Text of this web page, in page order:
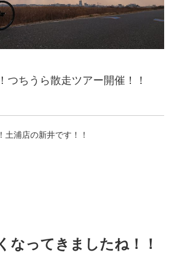
工賃
つちうら散走ツアー開催！！
土浦店の新井です！！
なってきましたね！！